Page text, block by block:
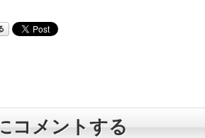
コメントする